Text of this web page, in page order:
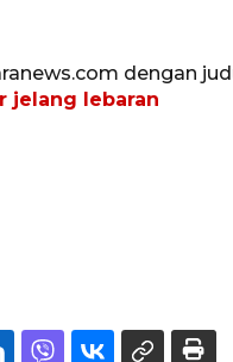
dengan
jelang lebaran